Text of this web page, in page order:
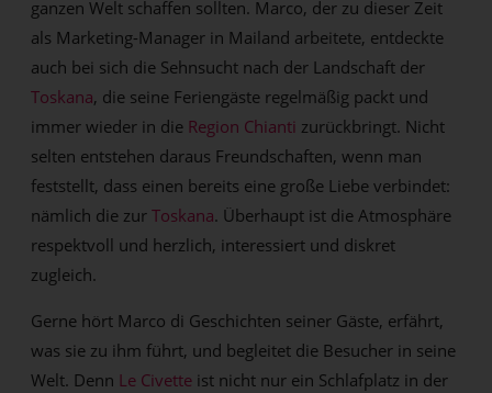
ganzen Welt schaffen sollten. Marco, der zu dieser Zeit
als Marketing-Manager in Mailand arbeitete, entdeckte
auch bei sich die Sehnsucht nach der Landschaft der
Toskana, die seine Feriengäste regelmäßig packt und
immer wieder in die Region Chianti zurückbringt. Nicht
selten entstehen daraus Freundschaften, wenn man
feststellt, dass einen bereits eine große Liebe verbindet:
nämlich die zurToskana. Überhaupt ist die Atmosphäre
respektvoll und herzlich, interessiert und diskret
zugleich.
Gerne hört Marco di Geschichten seiner Gäste, erfährt,
was sie zu ihm führt, und begleitet die Besucher in seine
Welt. Denn Le Civette ist nicht nur ein Schlafplatz in der